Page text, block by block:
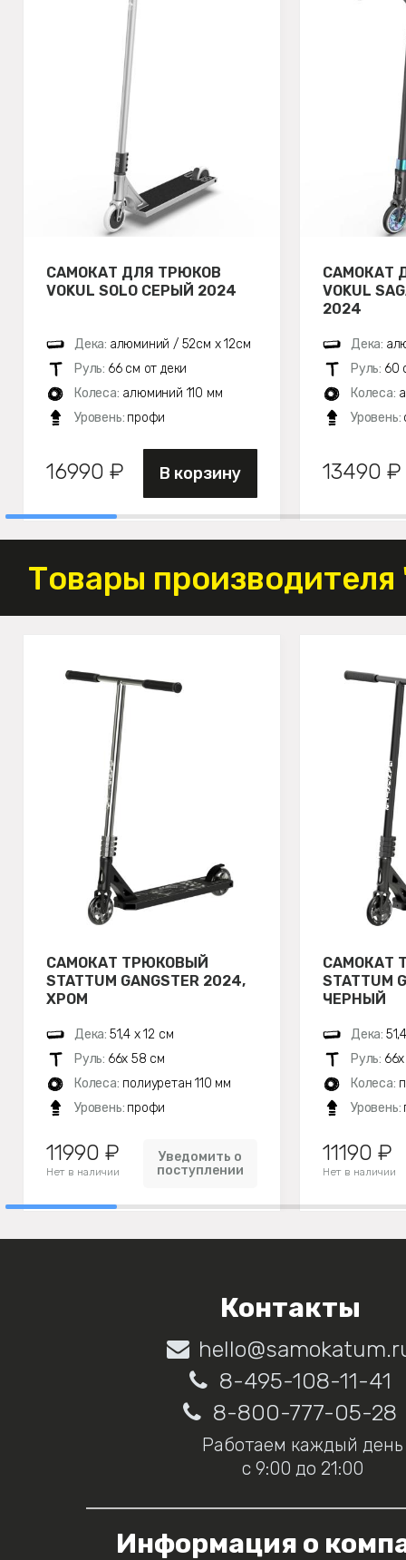
САМОКАТ ДЛЯ ТРЮКОВ
VOKUL SOLO СЕРЫЙ 2024
Дека: алюминий / 52см х 12см
Руль: 66 см от деки
Колеса: алюминий 110 мм
Уровень: профи
16990 ₽ В корзину
САМОКАТ
VOKUL
2024
Дека:
Руль: 60
Колеса:
Уровень:
13490 ₽
Товары
САМОКАТ ТРЮКОВЫЙ
STATTUM GANGSTER 2024,
ХРОМ
Дека: 51,4 х 12 см
Руль: 66х 58 см
Колеса: полиуретан 110 мм
Уровень: профи
11990 ₽
Нет в наличии
Уведомить о
поступлении
САМОКАТ
STATTUM
ЧЕРНЫЙ
Дека:
Руль:
Колеса:
Уровень:
11190 ₽
Нет в наличии
Контакты
8-495-108-11-41
8-800-777-05-28
Работаем каждый день
с 9:00 до 21:00
Информация о